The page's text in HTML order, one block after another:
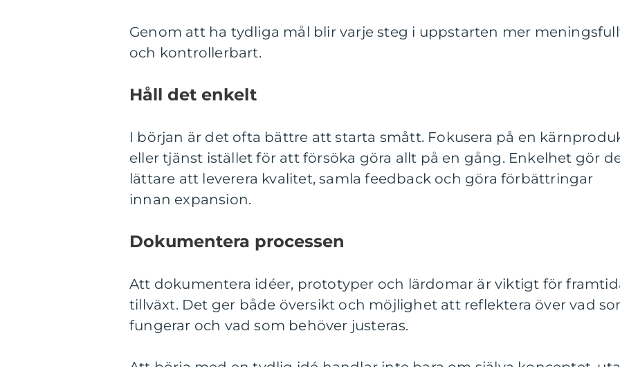
Genom att ha tydliga mål blir varje steg i uppstarten mer
och kontrollerbart.
Håll det enkelt
I början är det ofta bättre att starta smått. Fokusera på en
eller tjänst istället för att försöka göra allt på en gång. Enkelhet gör
lättare att leverera kvalitet, samla feedback och göra förbättringar
innan expansion.
Dokumentera processen
Att dokumentera idéer, prototyper och lärdomar är viktigt för
tillväxt. Det ger både översikt och möjlighet att reflektera över vad
fungerar och vad som behöver justeras.